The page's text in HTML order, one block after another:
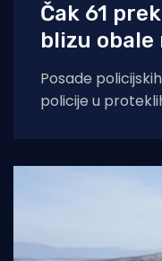
Čak 61
blizu obale
Posade
policije u